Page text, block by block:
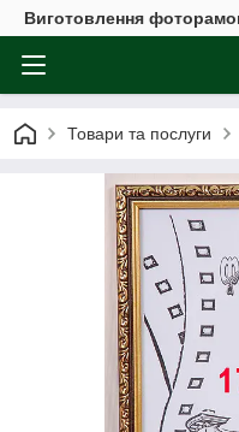
Виготовлення
Товари та послуги